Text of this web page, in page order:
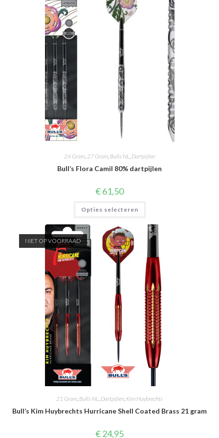
gekozen
worden
productpagina
24 Gram,27 Gram, Bulls NL, Dartpijlen
Bull’s Flora Camil 80% dartpijlen
€61,50
Opties selecteren
Dit
heeft
meerdere
variaties.
Deze
kan
gekozen
worden
op
de
productpagina
NIET OP VOORRAAD
21 Gram Bulls NL Dartpijlen Kim Huybrechts
Bull’s Kim Huybrechts Hurricane Shell Coated Brass 21 gram
€24,95